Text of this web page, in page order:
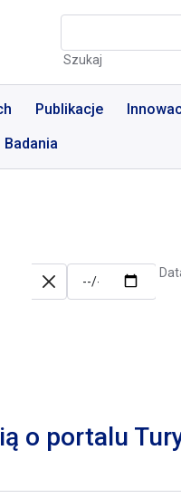
Portal
Szukaj
Publikacje
Badania
o portalu